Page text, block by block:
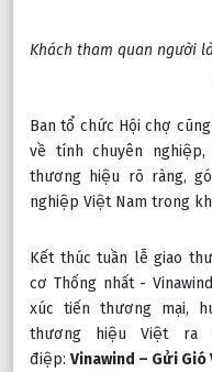
Khách tham quan người
Ban tổ chức Hội chợ
về tính chuyên
thương hiệu rõ ràng,
nghiệp Việt Nam trong
Kết thúc tuần lễ giao
cơ Thống nhất -
xúc tiến thương mại,
thương hiệu Việt ra
điệp: Vinawind – Gửi Gió